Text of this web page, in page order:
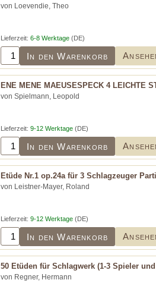
von Loevendie, Theo
Lieferzeit: 6-8 Werktage (DE)
In den Warenkorb
ENE MENE MAEUSESPECK 4 LEICHTE
von Spielmann, Leopold
Lieferzeit: 9-12 Werktage (DE)
In den Warenkorb
Etüde Nr.1 op.24a für 3 Schlagzeuger
von Leistner-Mayer, Roland
Lieferzeit: 9-12 Werktage (DE)
In den Warenkorb
50 Etüden für Schlagwerk (1-3 Spieler
von Regner, Hermann